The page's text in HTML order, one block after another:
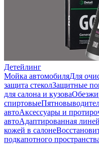
Детейлинг
Мойка автомобиляДля
защита стеколЗащитные
для салона и кузова
спиртовые
автоАксессуары и
автоАдаптированная
кожей в салоне
подкапотного